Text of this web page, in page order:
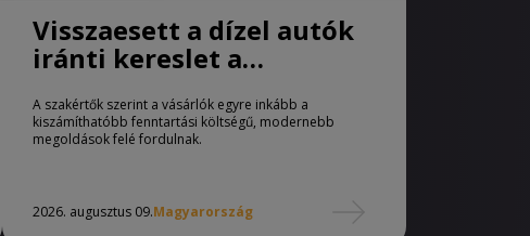
Visszaesett a dízel autók
iránti kereslet a
A szakértők szerint a vásárlók egyre inkább a
kiszámíthatóbb fenntartási költségű, modernebb
megoldások felé fordulnak.
2026. augusztus 09.Magyarország